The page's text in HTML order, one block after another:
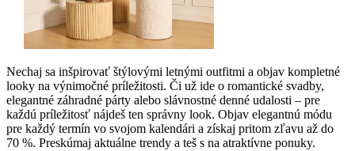
Nechaj sa inšpirovať štýlovými letnými outfitmi a objav kompletné
looky na výnimočné príležitosti. Či už ide o romantické svadby,
elegantné záhradné párty alebo slávnostné denné udalosti – pre
každú príležitosť nájdeš ten správny look. Objav elegantnú módu
pre každý termín vo svojom kalendári a získaj pritom zľavu až do
70 %. Preskúmaj aktuálne trendy a teš s na atraktívne ponuky.